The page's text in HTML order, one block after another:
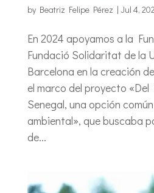
by Beatriz Felipe Pérez | Jul 4,
En 2024 apoyamos a la
Fundació Solidaritat de la
Barcelona en la creación
el marco del proyecto «Del
Senegal, una opción
ambiental», que buscaba
de...